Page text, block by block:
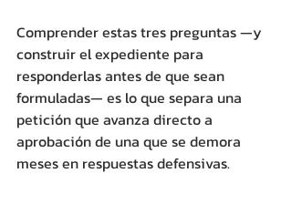
Comprender estas tres preguntas —y
construir el expediente para
responderlas antes de que sean
formuladas— es lo que separa una
petición que avanza directo a
aprobación de una que se demora
meses en respuestas defensivas.